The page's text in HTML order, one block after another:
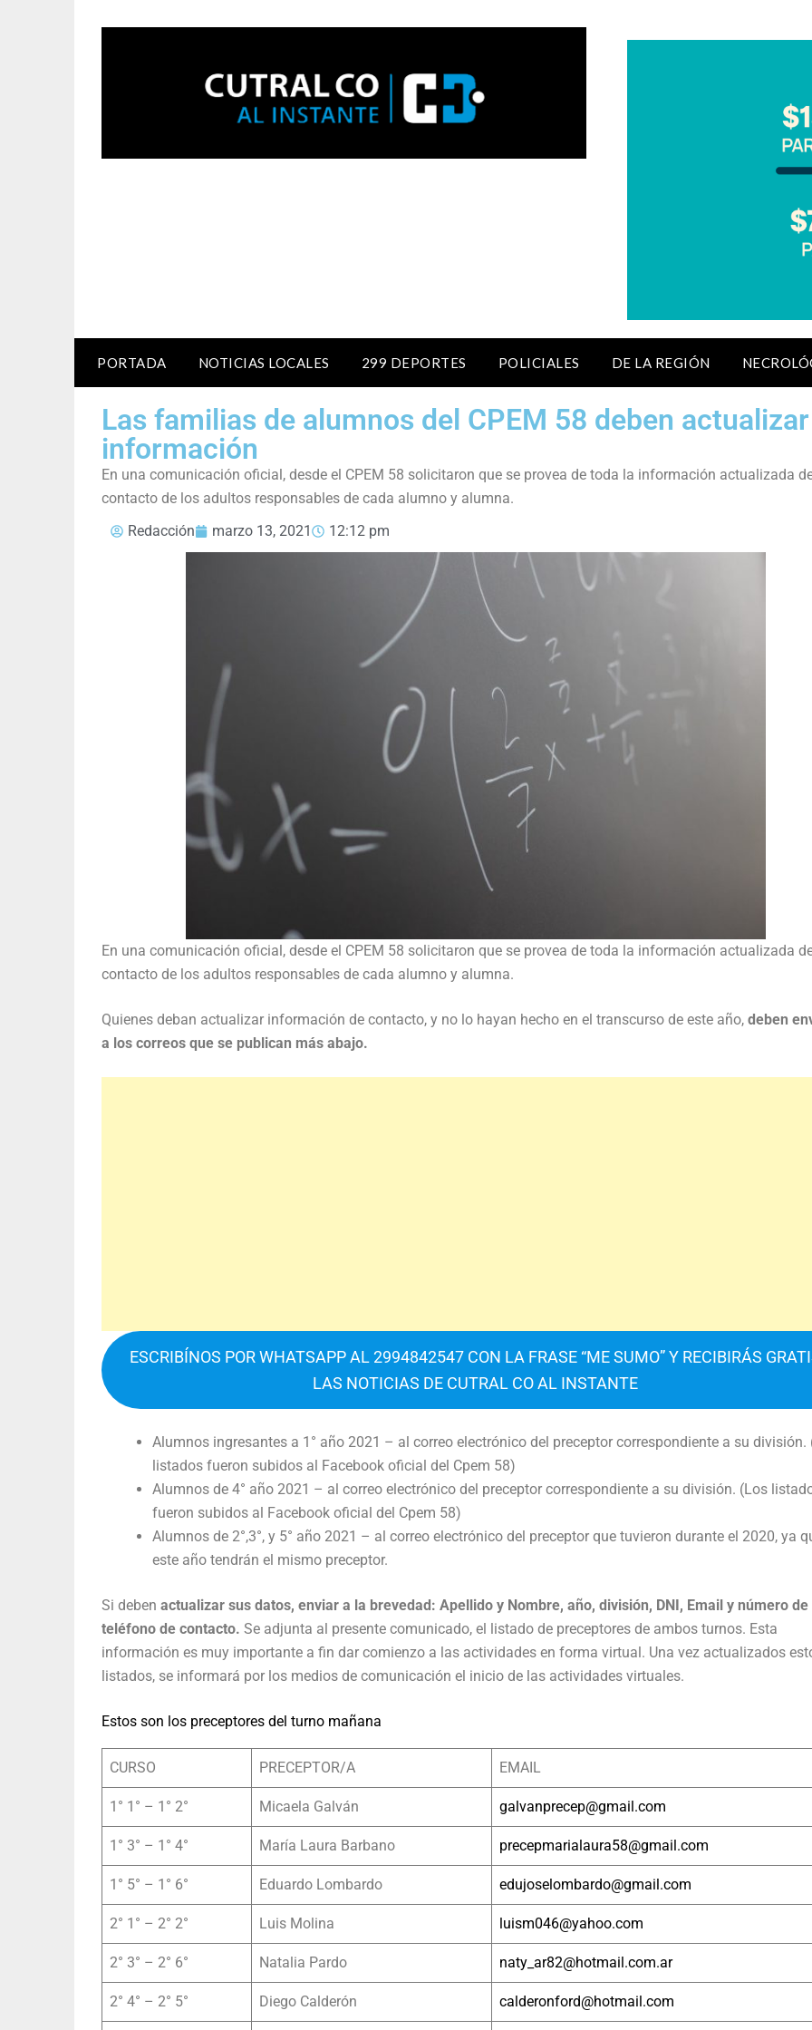
PORTADA NOTICIAS LOCALES 299 DEPORTES POLICIALES DE LA REGIÓN
Las familias de alumnos del CPEM 58 deben actualizar
información
En una comunicación oficial, desde el CPEM 58 solicitaron que se provea de toda la información actualizada
contacto de los adultos responsables de cada alumno y alumna.
Redacción
marzo 13, 2021 12:12 pm
En una comunicación oficial, desde el CPEM 58 solicitaron que se provea de toda la información actualizada
contacto de los adultos responsables de cada alumno y alumna.
Quienes deban actualizar información de contacto, y no lo hayan hecho en el transcurso de este año, deben
a los correos que se publican más abajo.
ESCRIBÍNOS POR WHATSAPP AL 2994842547 CON LA FRASE “ME SUMO” Y RECIBIRÁS
LAS NOTICIAS DE CUTRAL CO AL INSTANTE
Alumnos ingresantes a 1° año 2021 – al correo electrónico del preceptor correspondiente a su división.
listados fueron subidos al Facebook oficial del Cpem 58)
Alumnos de 4° año 2021 – al correo electrónico del preceptor correspondiente a su división. (Los
fueron subidos al Facebook oficial del Cpem 58)
Alumnos de 2°,3°, y 5° año 2021 – al correo electrónico del preceptor que tuvieron durante el 2020, ya
este año tendrán el mismo preceptor.
Si deben actualizar sus datos, enviar a la brevedad: Apellido y Nombre, año, división, DNI, Email y número de
teléfono de contacto. Se adjunta al presente comunicado, el listado de preceptores de ambos turnos. Esta
información es muy importante a fin dar comienzo a las actividades en forma virtual. Una vez actualizados
listados, se informará por los medios de comunicación el inicio de las actividades virtuales.
Estos son los preceptores del turno mañana
CURSO PRECEPTOR/A EMAIL
1° 1° – 1° 2° Micaela Galván galvanprecep@gmail.com
1° 3° – 1° 4° María Laura Barbano precepmarialaura58@gmail.com
1° 5° – 1° 6° Eduardo Lombardo edujoselombardo@gmail.com
2° 1° – 2° 2° Luis Molina luism046@yahoo.com
2° 3° – 2° 6° Natalia Pardo naty_ar82@hotmail.com.ar
2° 4° – 2° 5° Diego Calderón calderonford@hotmail.com